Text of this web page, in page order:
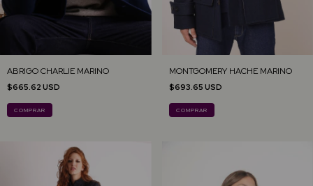
ABRIGO CHARLIE MARINO
$665.62 USD
COMPRAR
MONTGOMERY HACHE MARINO
$693.65 USD
COMPRAR